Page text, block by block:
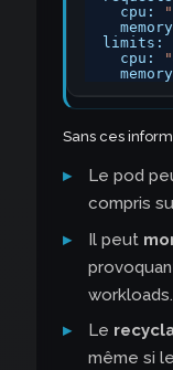
cpu:
limits:
cpu:
Sans ces
Le pod
compris
Il peut
workloads.
Le
même si